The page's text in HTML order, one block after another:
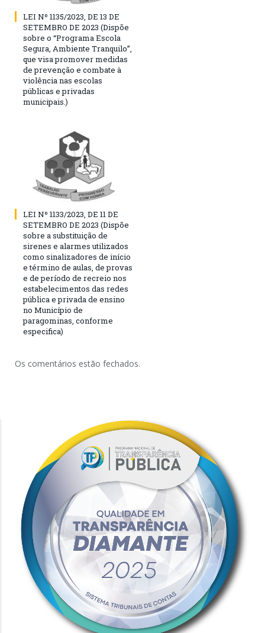
LEI Nº 1135/2023, DE 13 DE
SETEMBRO DE 2023 (Dispõe
sobre o “Programa Escola
Segura, Ambiente Tranquilo”,
que visa promover medidas
de prevenção e combate à
violência nas escolas
públicas e privadas
municipais.)
LEI Nº 1133/2023, DE 11 DE
SETEMBRO DE 2023 (Dispõe
sobre a substituição de
sirenes e alarmes utilizados
como sinalizadores de início
e término de aulas, de provas
e de período de recreio nos
estabelecimentos das redes
pública e privada de ensino
no Município de
paragominas, conforme
especifica)
Os comentários estão fechados.